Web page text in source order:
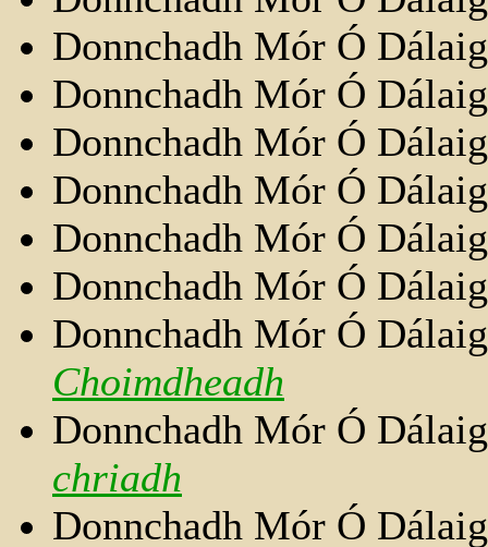
Donnchadh Mór Ó
Donnchadh Mór Ó
Donnchadh Mór Ó
Donnchadh Mór Ó
Donnchadh Mór Ó
Donnchadh Mór Ó
Donnchadh Mór Ó
Choimdheadh
Donnchadh Mór Ó
chriadh
Donnchadh Mór Ó